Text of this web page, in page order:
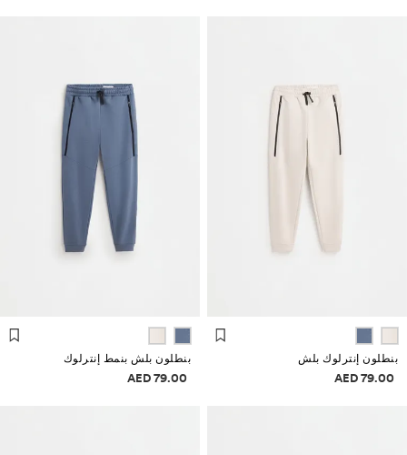
بنطلون إنترلوك بلش
معلومات الأسعار
79.00 AED
بنطلون بلش بنمط إنترلوك
معلومات الأسعار
79.00 AED